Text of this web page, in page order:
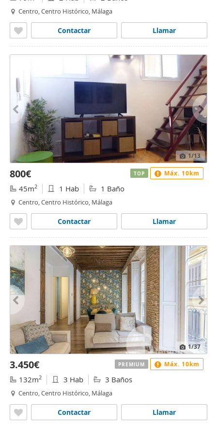
Centro, Centro Histórico, Málaga
Llamar
Contactar
1/13
800€
45m2 1 Hab 1 Baño
Centro, Centro Histórico, Málaga
Llamar
Contactar
TOP Máx. 10km
1/37
3.450€
132m2 3 Hab 3 Baños
Centro, Centro Histórico, Málaga
Llamar
Contactar
PREMIUM Máx. 10km